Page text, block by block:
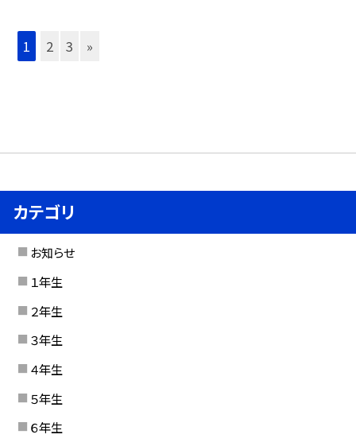
1 2 3 »
カテゴリ
お知らせ
１年生
２年生
３年生
４年生
５年生
６年生